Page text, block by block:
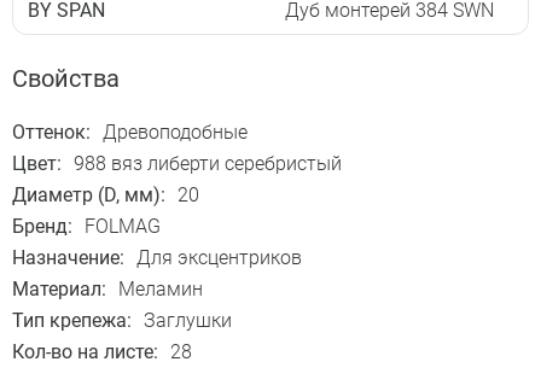
BY SPAN
Дуб монтерей 384 SWN
Свойства
Оттенок: Древоподобные
Цвет: 988 вяз либерти серебристый
Диаметр (D, мм):
20
Бренд:
FOLMAG
Назначение: Для эксцентриков
Материал:
Меламин
Тип крепежа: Заглушки
Кол-во на листе:
28